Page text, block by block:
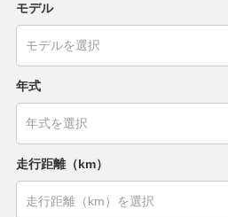
モデル
年式
走行距離（km）